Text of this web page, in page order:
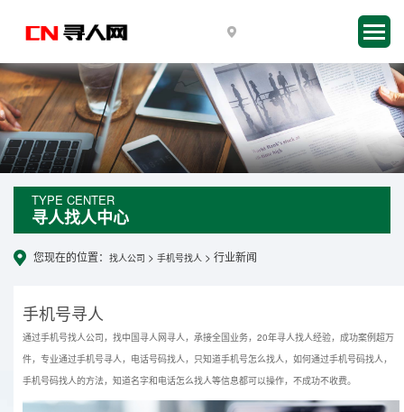
TYPE CENTER
寻人找人中心
您现在的位置： 找人公司 > 手机号找人 > 行业新闻
手机号寻人
通过手机号找人公司，找中国寻人网寻人，承接全国业务，20年寻人找人经验，成功案例超万
件，专业通过手机号寻人，电话号码找人，只知道手机号怎么找人，如何通过手机号码找人，
手机号码找人的方法，知道名字和电话怎么找人等信息都可以操作，不成功不收费。